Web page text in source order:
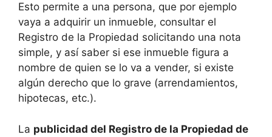
Esto permite a una persona, que por ejemplo
vaya a adquirir un inmueble, consultar el
Registro de la Propiedad solicitando una nota
simple, y así saber si ese inmueble figura a
nombre de quien se lo va a vender, si existe
algún derecho que lo grave (arrendamientos,
hipotecas, etc.).
La publicidad del Registro de la Propiedad de